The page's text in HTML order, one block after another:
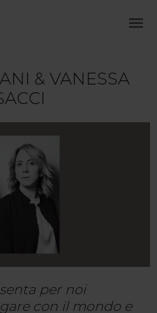
& VANESSA
per noi
con il mondo e